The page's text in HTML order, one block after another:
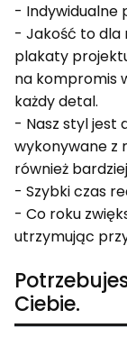
- Indywidualne
- Jakość to dla
plakaty
na kompromis
każdy detal.
- Nasz styl jest
wykonywane z
również
- Szybki czas
- Co roku
utrzymując
Ciebie.